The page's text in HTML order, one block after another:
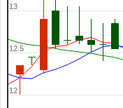
12
12.5
13